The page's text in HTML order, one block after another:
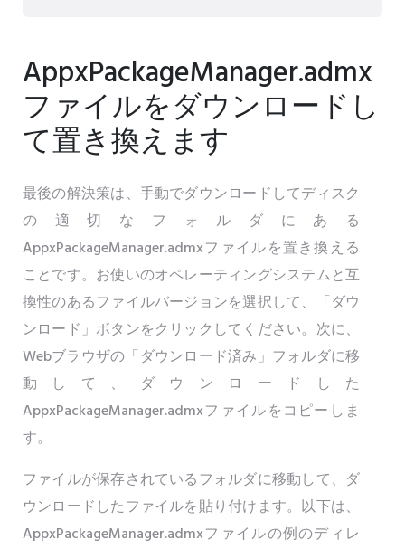
AppxPackageManager.admx
ファイルをダウンロードし
て置き換えます
最後の解決策は、手動でダウンロードしてディスク
の適切なフォルダにある
AppxPackageManager.admxファイルを置き換える
ことです。お使いのオペレーティングシステムと互
換性のあるファイルバージョンを選択して、「ダウ
ンロード」ボタンをクリックしてください。次に、
Webブラウザの「ダウンロード済み」フォルダに移
動して、ダウンロードした
AppxPackageManager.admxファイルをコピーしま
す。
ファイルが保存されているフォルダに移動して、ダ
ウンロードしたファイルを貼り付けます。以下は、
AppxPackageManager.admxファイルの例のディレ